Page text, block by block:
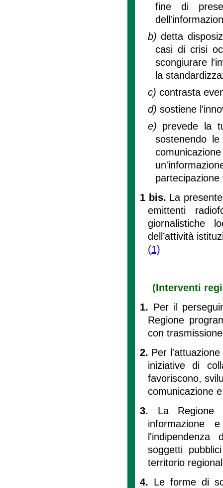
fine di
b)detta
casi di crisi
scongiurare
la
c) contrasta
d) sostiene
e) prevede la
sostenendo
1 bis. La
emittenti
giornalistiche
dell’attività
(1)
(Interventi
1. Per il
Regione
con
2. Per
iniziative di
favoriscono,
comunicazione
3. La Regione
informazione
soggetti
territorio
4. Le forme di